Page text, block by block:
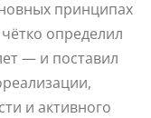
принципах
определил
— и поставил
и активного